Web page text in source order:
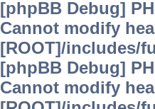
[phpBB Debug]
Cannot modify
[ROOT]/includes/
[phpBB Debug]
Cannot modify